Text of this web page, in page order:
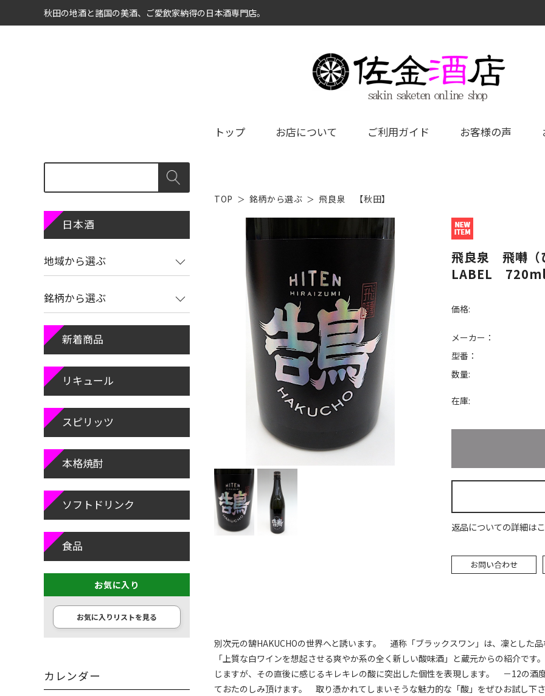
秋田の地酒と諸国の美酒、ご愛飲家納得の日本酒専門店。
トップ お店について ご利用ガイド お客様の声
TOP 銘柄から選ぶ 飛良泉 【秋田】
飛良泉 飛囀（
LABEL
価格:
メーカー：
型番：
数量:
在庫:
返品についての詳細は
別次元の鵠HAKUCHOの世界へと誘います。 通称「ブラックスワン」は、凜とした
「上質な白ワインを想起させる爽やか系の全く新しい酸味酒」と蔵元からの紹介で
じますが、その直後に感じるキレキレの酸に突出した個性を表現します。 －12の酒
ておたのしみ頂けます。 取り憑かれてしまいそうな魅力的な「酸」をぜひお試し下
商品カテゴリ
地域から選ぶ
銘柄から選ぶ
新着商品
リキュール
スピリッツ
本格焼酎
ソフトドリンク
食品
お気に入り
お気に入りリストを見る